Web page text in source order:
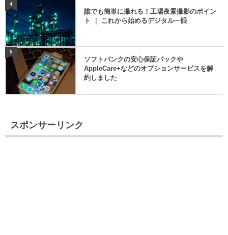
4
誰でも簡単に撮れる！工場夜景撮影のポイン
ト ｜ これから始めるデジタル一眼
5
ソフトバンクの安心保証パックや
AppleCare+などのオプションサービスを解
約しました
スポンサーリンク